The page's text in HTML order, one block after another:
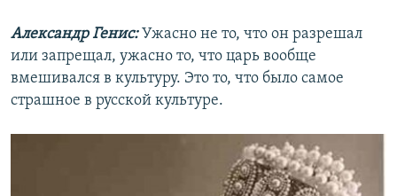
Александр Генис:Ужасно не то, что он разрешал
или запрещал, ужасно то, что царь вообще
вмешивался в культуру. Это то, что было самое
страшное в русской культуре.